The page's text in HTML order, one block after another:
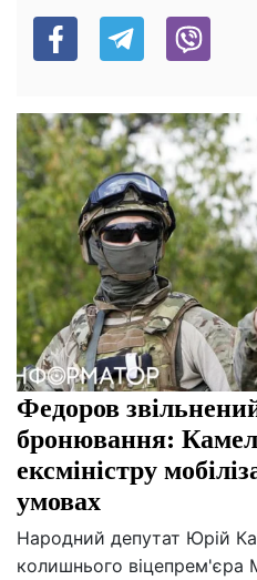
Федоров
бронювання:
ексміністру
умовах
Народний депутат Юрій
колишнього віцепрем'єра